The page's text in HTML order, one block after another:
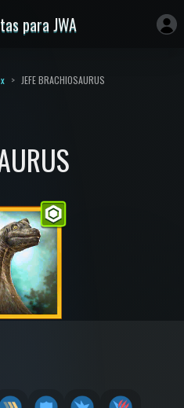
para JWA
JEFE BRACHIOSAURUS